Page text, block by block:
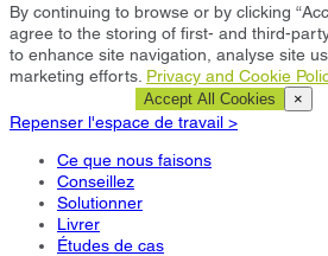
By continuing to browse or by clicking
agree to the storing of first- and third-
to enhance site navigation, analyse site
marketing efforts. Privacy and Cookie
Accept All Cookies ×
Repenser l'espace de travail >
Ce que nous faisons
Conseillez
Solutionner
Livrer
Études de cas